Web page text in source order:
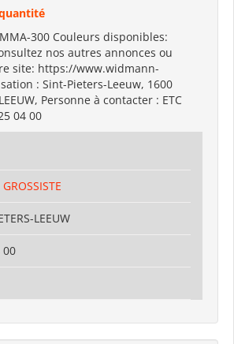
MMA-300 Couleurs disponibles:
nos autres annonces ou
site: https://www.widmann-
: Sint-Pieters-Leeuw, 1600
Personne à contacter : ETC
04 00
LEEUW
00